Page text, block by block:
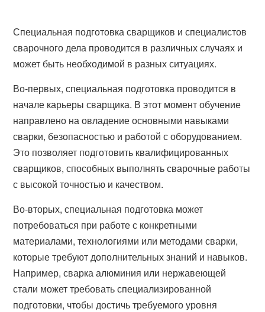
Специальная подготовка сварщиков и специалистов
сварочного дела проводится в различных случаях и
может быть необходимой в разных ситуациях.
Во-первых, специальная подготовка проводится в
начале карьеры сварщика. В этот момент обучение
направлено на овладение основными навыками
сварки, безопасностью и работой с оборудованием.
Это позволяет подготовить квалифицированных
сварщиков, способных выполнять сварочные работы
с высокой точностью и качеством.
Во-вторых, специальная подготовка может
потребоваться при работе с конкретными
материалами, технологиями или методами сварки,
которые требуют дополнительных знаний и навыков.
Например, сварка алюминия или нержавеющей
стали может требовать специализированной
подготовки, чтобы достичь требуемого уровня